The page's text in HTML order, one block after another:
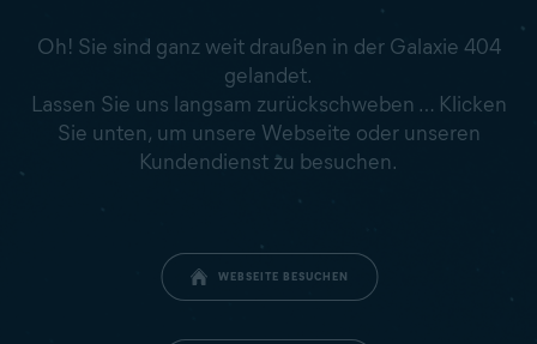
Oh! Sie sind ganz weit draußen in der Galaxie 404
gelandet.
Lassen Sie uns langsam zurückschweben … Klicken
Sie unten, um unsere Webseite oder unseren
Kundendienst zu besuchen.
WEBSEITE BESUCHEN